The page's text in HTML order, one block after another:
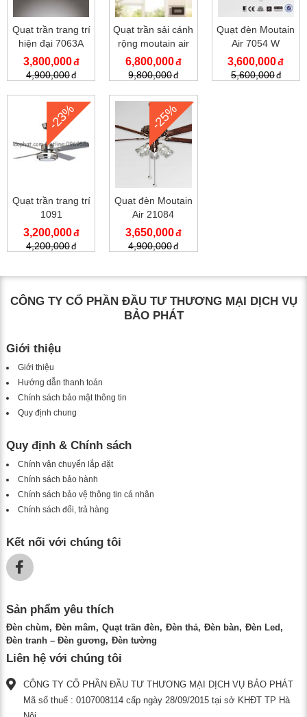
Quạt trần trang trí
hiện đại 7063A
3,800,000
4,900,000
Quạt trần sải cánh
rộng moutain air
7067
6,800,000
9,800,000
Quạt đèn Moutain
Air 7054 W
3,600,000
5,600,000
-23%
Quạt trần trang trí
1091
3,200,000
4,200,000
-25%
Quạt đèn Moutain
Air 21084
3,650,000
4,900,000
CÔNG TY CỔ PHẦN ĐẦU TƯ THƯƠNG MẠI DỊCH VỤ
BẢO PHÁT
Giới thiệu
Giới thiệu
Hướng dẫn thanh toán
Chính sách bảo mật thông tin
Quy định chung
Quy định & Chính sách
Chính vận chuyển lắp đặt
Chính sách bảo hành
Chính sách bảo vệ thông tin cá nhân
Chính sách đổi, trả hàng
Kết nối với chúng tôi
Sản phẩm yêu thích
Đèn chùm Đèn mâm Quạt trần đèn Đèn thả Đèn bàn
Đèn Led
Đèn tranh – Đèn gương
Đèn tường
Liên hệ với chúng tôi
CÔNG TY CỔ PHẦN ĐẦU TƯ THƯƠNG MẠI DỊCH VỤ BẢO PHÁT
Mã số thuế : 0107008114 cấp ngày 28/09/2015 tại sở KHĐT TP Hà